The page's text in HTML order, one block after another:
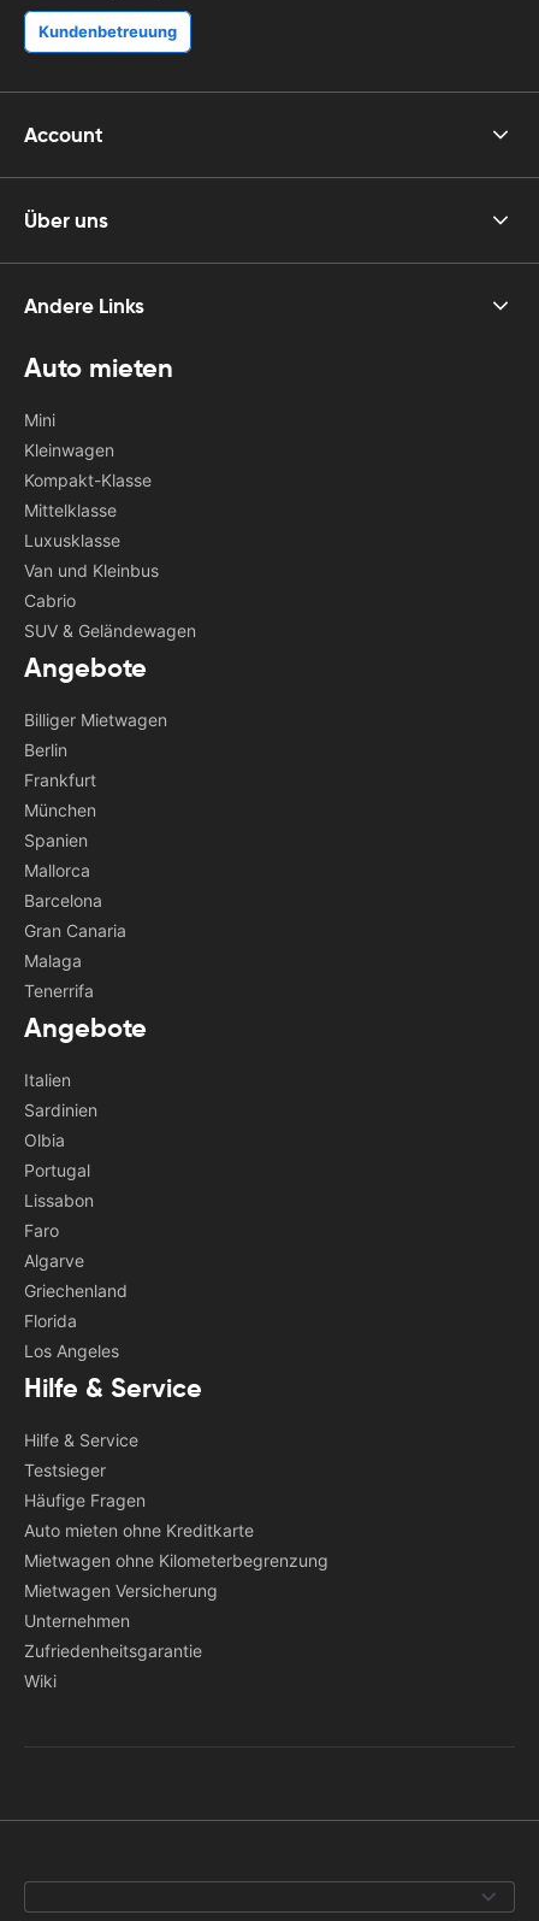
Kundenbetreuung
Account
Über uns
Andere Links
Auto mieten
Mini
Kleinwagen
Kompakt-Klasse
Mittelklasse
Luxusklasse
Van und Kleinbus
Cabrio
SUV & Geländewagen
Angebote
Billiger Mietwagen
Berlin
Frankfurt
München
Spanien
Mallorca
Barcelona
Gran Canaria
Malaga
Tenerrifa
Angebote
Italien
Sardinien
Olbia
Portugal
Lissabon
Faro
Algarve
Griechenland
Florida
Los Angeles
Hilfe & Service
Hilfe & Service
Testsieger
Häufige Fragen
Auto mieten ohne Kreditkarte
Mietwagen ohne Kilometerbegrenzung
Mietwagen Versicherung
Unternehmen
Zufriedenheitsgarantie
Wiki